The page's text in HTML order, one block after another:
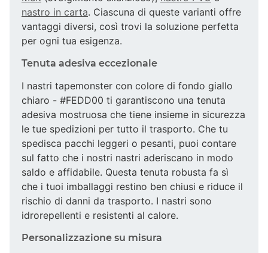
nastro in carta. Ciascuna di queste varianti offre
vantaggi diversi, così trovi la soluzione perfetta
per ogni tua esigenza.
Tenuta adesiva eccezionale
I nastri tapemonster con colore di fondo giallo
chiaro - #FEDD00 ti garantiscono una tenuta
adesiva mostruosa che tiene insieme in sicurezza
le tue spedizioni per tutto il trasporto. Che tu
spedisca pacchi leggeri o pesanti, puoi contare
sul fatto che i nostri nastri aderiscano in modo
saldo e affidabile. Questa tenuta robusta fa sì
che i tuoi imballaggi restino ben chiusi e riduce il
rischio di danni da trasporto. I nastri sono
idrorepellenti e resistenti al calore.
Personalizzazione su misura